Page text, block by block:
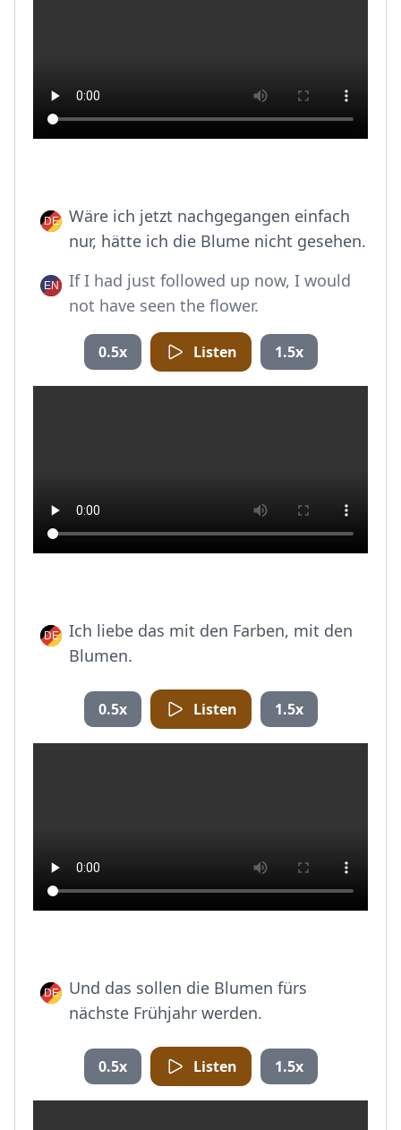
Wäre ich jetzt nachgegangen einfach
nur, hätte ich die Blume nicht gesehen.
If I had just followed up now, I would
not have seen the flower.
0.5x Listen 1.5x
Ich liebe das mit den Farben, mit den
Blumen.
0.5x Listen 1.5x
Und das sollen die Blumen fürs
nächste Frühjahr werden.
0.5x Listen 1.5x